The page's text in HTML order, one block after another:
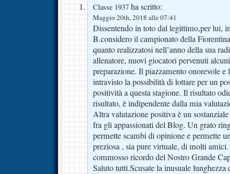
Classe 1937 ha scritto:
Maggio 20th, 2018 alle 07:41
Dissentendo in toto dal legittimo,per lui,
B.considero il campionato della
quanto realizzatosi nell’anno della sua
allenatore, nuovi giocatori pervenuti
preparazione. Il piazzamento onorevole e
intravisto la possibilità di lottare per un
positività a questa stagione. Il risultato
risultato, è indipendente dalla mia
Altra valutazione positiva è un
fra gli appassionati del Blog. Un grato
permette scambi di opinione e permette
preziosa , sia pure virtuale, di molti
commosso ricordo del Nostro Grande
Saluto tutti.Scusate la inusuale